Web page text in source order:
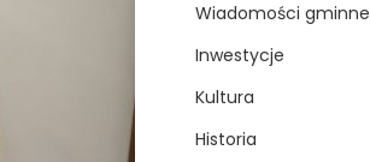
Wiadomości gminne
Inwestycje
Kultura
Historia